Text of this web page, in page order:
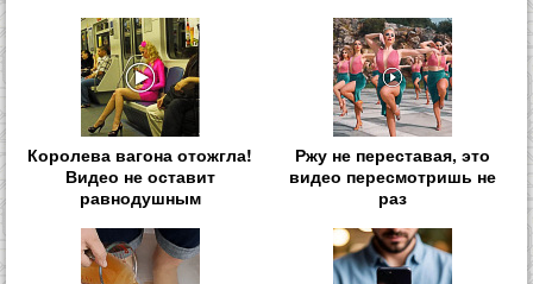
Королева вагона отожгла!
Видео не оставит
равнодушным
Ржу не переставая, это
видео пересмотришь не
раз